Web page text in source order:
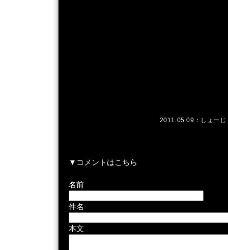
2011.05.09： しょーじ
▼コメントはこちら
名前
件名
本文